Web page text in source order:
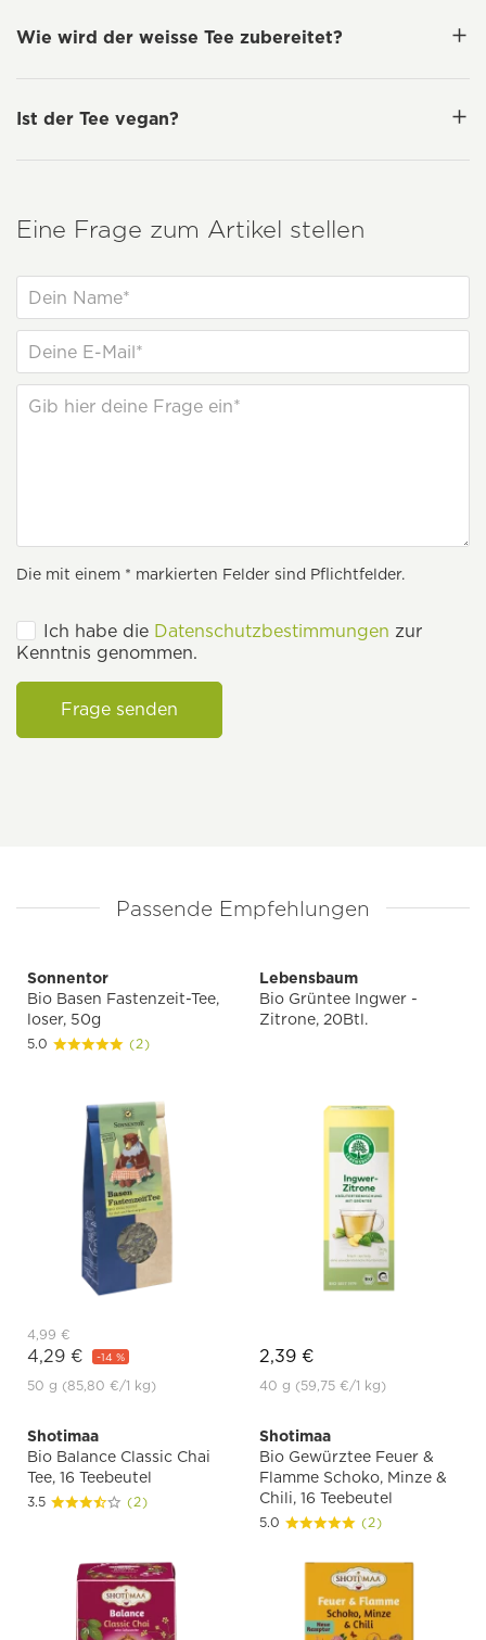
Wie wird der weisse Tee zubereitet?
Ist der Tee vegan?
Eine Frage zum Artikel stellen
Die mit einem * markierten Felder sind Pflichtfelder.
Ich habe die Datenschutzbestimmungen zur
Kenntnis genommen.
Frage senden
Passende Empfehlungen
Sonnentor
Bio Basen Fastenzeit-Tee,
loser, 50g
5.0 (2)
4,99 €
4,29 € -14 %
50 g (85,80 €/1 kg)
Lebensbaum
Bio Grüntee Ingwer -
Zitrone, 20Btl.
2,39 €
40 g (59,75 €/1 kg)
Shotimaa
Bio Balance Classic Chai
Tee, 16 Teebeutel
3.5 (2)
Shotimaa
Bio Gewürztee Feuer &
Flamme Schoko, Minze &
Chili, 16 Teebeutel
5.0 (2)